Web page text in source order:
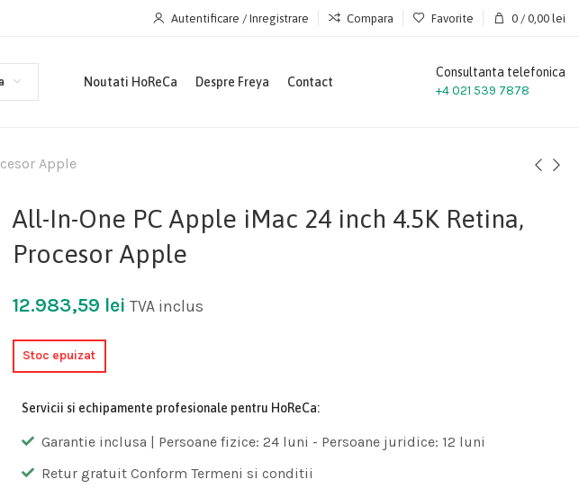
Autentificare / Inregistrare Compara Favorite 0 / 0,00 lei
Noutati HoReCa Despre Freya Contact
Consultanta telefonica
+4 021 539 7878
Apple
All-In-One PC Apple iMac 24 inch 4.5K Retina,
Procesor Apple
12.983,59 lei TVA inclus
Stoc epuizat
Servicii si echipamente profesionale pentru HoReCa:
Garantie inclusa | Persoane fizice: 24 luni - Persoane juridice: 12 luni
Retur gratuit Conform Termeni si conditii